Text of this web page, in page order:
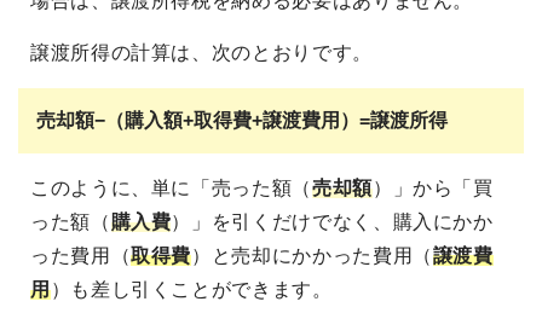
譲渡所得の計算は、次のとおりです。
売却額−（購入額+取得費+譲渡費用）=譲渡所得
このように、単に「売った額（売却額）」から「買
った額（購入費）」を引くだけでなく、購入にかか
った費用（取得費）と売却にかかった費用（譲渡費
用）も差し引くことができます。